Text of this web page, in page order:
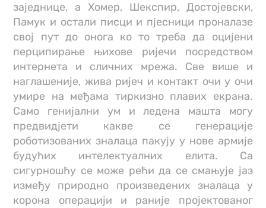
заједнице, а Хомер, Шекспир, Достојевски,
Памук и остали писци и пјесници проналазе
свој пут до онога ко то треба да оцијени
перципирање њихове ријечи посредством
интернета и сличних мрежа. Све више и
наглашеније, жива ријеч и контакт очи у очи
умире на међама тиркизно плавих екрана.
Само генијални ум и ледена машта могу
предвидјети какве се генерације
роботизованих зналаца пакују у нове армије
будућих интелектуалних елита. Са
сигурношћу се може рећи да се смањује јаз
између природно произведених зналаца у
корона операцији и раније пројектованог